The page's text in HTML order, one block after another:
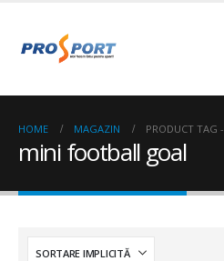
HOME MAGAZIN PRODUCT TAG -
mini football goal